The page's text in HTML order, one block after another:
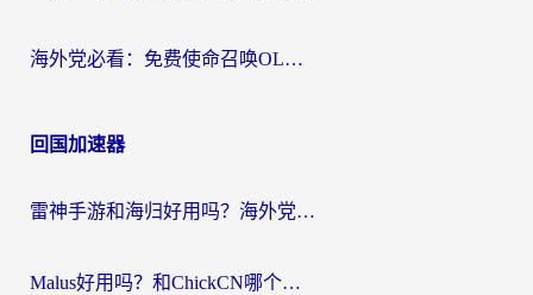
海外党必看：免费使命召唤OL加速器怎么选？3个国服游戏加速痛点一次性解决
回国加速器
雷神手游和海归好用吗？海外党亲测3款热门回国加速器+番茄加速器深度体验
Malus好用吗？和ChickCN哪个好？海外党亲测：选对回国加速器，追剧游戏不卡顿